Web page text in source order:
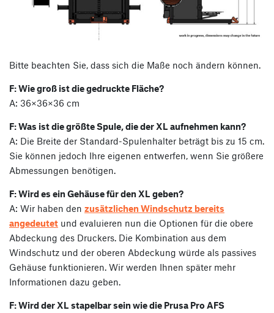
Bitte beachten Sie, dass sich die Maße noch ändern können.
F: Wie groß ist die gedruckte Fläche?
A: 36×36×36 cm
F: Was ist die größte Spule, die der XL aufnehmen kann?
A: Die Breite der Standard-Spulenhalter beträgt bis zu 15 cm.
Sie können jedoch Ihre eigenen entwerfen, wenn Sie größere
Abmessungen benötigen.
F: Wird es ein Gehäuse für den XL geben?
A: Wir haben den zusätzlichen Windschutz bereits
angedeutet und evaluieren nun die Optionen für die obere
Abdeckung des Druckers. Die Kombination aus dem
Windschutz und der oberen Abdeckung würde als passives
Gehäuse funktionieren. Wir werden Ihnen später mehr
Informationen dazu geben.
F: Wird der XL stapelbar sein wie die Prusa Pro AFS